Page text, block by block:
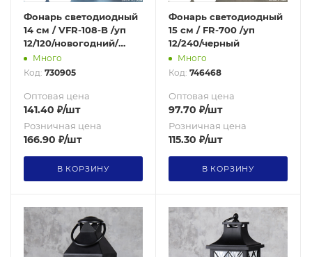
Фонарь светодиодный
14 см / VFR-108-B /уп
12/120/новогодний/
черный
Много
Код: 730905
Оптовая цена
141.40 ₽/шт
Розничная цена
166.90 ₽/шт
В КОРЗИНУ
Фонарь светодиодный
15 см / FR-700 /уп
12/240/черный
Много
Код: 746468
Оптовая цена
97.70 ₽/шт
Розничная цена
115.30 ₽/шт
В КОРЗИНУ